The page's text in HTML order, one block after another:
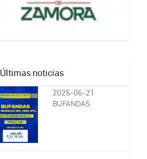
Últimas noticias
2025-06-21
BUFANDAS